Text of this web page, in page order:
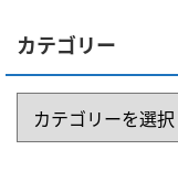
カテゴリー